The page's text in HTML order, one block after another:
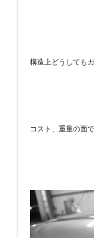
構造上どうしても
コスト、重量の面